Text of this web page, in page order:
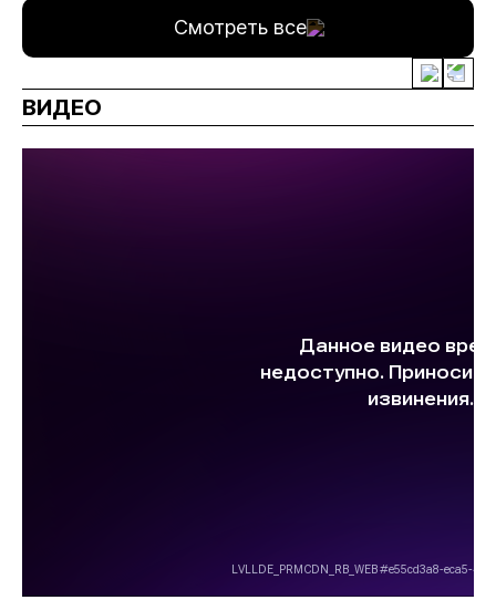
Смотреть все
ВИДЕО